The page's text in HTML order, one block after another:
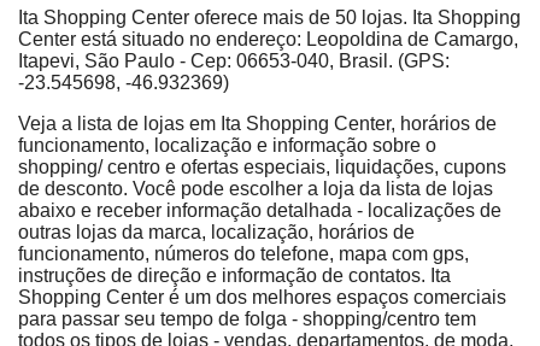
Ita Shopping Center oferece mais de 50 lojas. Ita Shopping
Center está situado no endereço: Leopoldina de Camargo,
Itapevi, São Paulo - Cep: 06653-040, Brasil. (GPS:
-23.545698, -46.932369)
Veja a lista de lojas em Ita Shopping Center, horários de
funcionamento, localização e informação sobre o
shopping/ centro e ofertas especiais, liquidações, cupons
de desconto. Você pode escolher a loja da lista de lojas
abaixo e receber informação detalhada - localizações de
outras lojas da marca, localização, horários de
funcionamento, números do telefone, mapa com gps,
instruções de direção e informação de contatos. Ita
Shopping Center é um dos melhores espaços comerciais
para passar seu tempo de folga - shopping/centro tem
todos os tipos de lojas - vendas, departamentos, de moda,